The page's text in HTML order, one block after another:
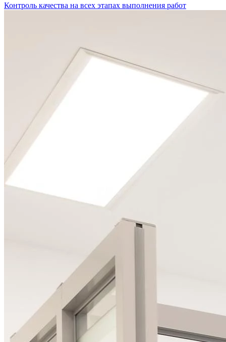
Керамические брекеты
Снятие брекет-системы
Все услуги раздела
Пародонтология. Лечение десен
Лечение десен аппаратом «Вектор»
Лечение рецессии десны
Пластика уздечки
Все услуги раздела
Детская стоматология
Контроль качества на всех этапах выполнения работ